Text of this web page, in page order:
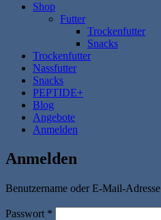
Shop
Futter
Trockenfutter
Snacks
Trockenfutter
Nassfutter
Snacks
PEPTIDE+
Blog
Angebote
Anmelden
Anmelden
Benutzername oder E-Mail-Adresse
Passwort *